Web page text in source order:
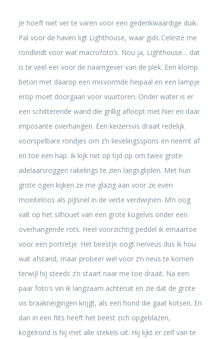
Je hoeft niet ver te varen voor een gedenkwaardige duik.
Pal voor de haven ligt Lighthouse, waar gids Celeste me
rondleidt voor wat macrofoto’s. Nou ja, Lighthouse… dat
is te veel eer voor de naamgever van de plek. Een klomp
beton met daarop een misvormde heipaal en een lampje
erop moet doorgaan voor vuurtoren. Onder water is er
een schitterende wand die grillig afloopt met hier en daar
imposante overhangen. Een keizersvis draait redelijk
voorspelbare rondjes om z’n lievelingsspons en neemt af
en toe een hap. Ik kijk net op tijd op om twee grote
adelaarsroggen rakelings te zien langsglijden. Met hun
grote ogen kijken ze me glazig aan voor ze even
moeiteloos als pijlsnel in de verte verdwijnen. M’n oog
valt op het silhouet van een grote kogelvis onder een
overhangende rots. Heel voorzichtig peddel ik ernaartoe
voor een portretje. Het beestje oogt nerveus dus ik hou
wat afstand, maar probeer wel voor z’n neus te komen
terwijl hij steeds z’n staart naar me toe draait. Na een
paar foto’s vin ik langzaam achteruit en zie dat de grote
vis braakneigingen krijgt, als een hond die gaat kotsen. En
dan in een flits heeft het beest zich opgeblazen,
kogelrond is hij met alle stekels uit. Hij lijkt er zelf van te